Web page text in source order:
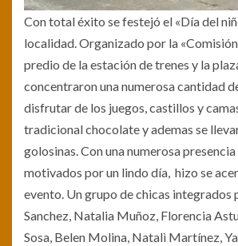
Con total éxito se festejó el «Día del
localidad. Organizado por la
predio de la estación de trenes y la
concentraron una numerosa cantidad
disfrutar de los juegos, castillos y
tradicional chocolate y ademas se
golosinas. Con una numerosa
motivados por un lindo día, hizo se
evento. Un grupo de chicas integrados
Sanchez, Natalia Muñoz, Florencia
Sosa, Belen Molina, Natalì Martínez,